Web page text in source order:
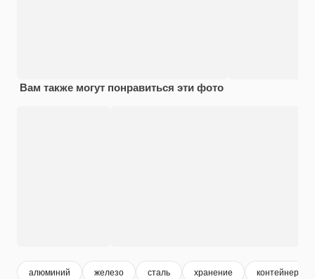
Вам также могут понравиться эти фото
алюминий железо сталь хранение контейнер